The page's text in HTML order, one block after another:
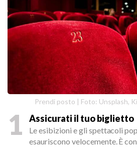
Prendi posto | Foto: Unsplash,
1 Assicurati il tuo biglietto
Le esibizioni e gli spettacoli
esauriscono velocemente. È